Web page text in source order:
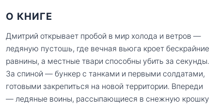
О КНИГЕ
Дмитрий открывает пробой в мир холода и ветров —
ледяную пустошь, где вечная вьюга кроет бескрайние
равнины, а местные твари способны убить за секунды.
За спиной — бункер с танками и первыми солдатами,
готовыми закрепиться на новой территории. Впереди
— ледяные воины, рассыпающиеся в снежную крошку